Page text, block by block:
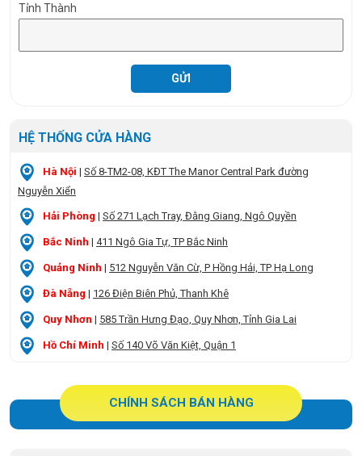
Tỉnh Thành
HỆ THỐNG CỬA HÀNG
Hà Nội | Số 8-TM2-08, KĐT The Manor Central Park đường
Nguyễn Xiển
Hải Phòng | Số 271 Lạch Tray, Đằng Giang, Ngô Quyền
Bắc Ninh | 411 Ngô Gia Tự, TP Bắc Ninh
Quảng Ninh | 512 Nguyễn Văn Cừ, P Hồng Hải, TP Hạ Long
Đà Nẵng | 126 Điện Biên Phủ, Thanh Khê
Quy Nhơn | 585 Trần Hưng Đạo, Quy Nhơn, Tỉnh Gia Lai
Hồ Chí Minh | Số 140 Võ Văn Kiệt, Quận 1
CHÍNH SÁCH BÁN HÀNG